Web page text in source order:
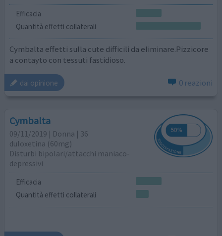
Efficacia
Quantità effetti collaterali
Cymbalta effetti sulla cute difficili da eliminare.Pizzicore
a contayto con tessuti fastidioso.
dai opinione 0 reazioni
Cymbalta
09/11/2019 | Donna | 36
duloxetina (60mg)
Disturbi bipolari/attacchi maniaco-
depressivi
Efficacia
Quantità effetti collaterali